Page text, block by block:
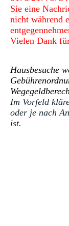
Sie eine
nicht während
Vielen Dank
Hausbesuche
Im Vorfeld
oder je nach
ist.